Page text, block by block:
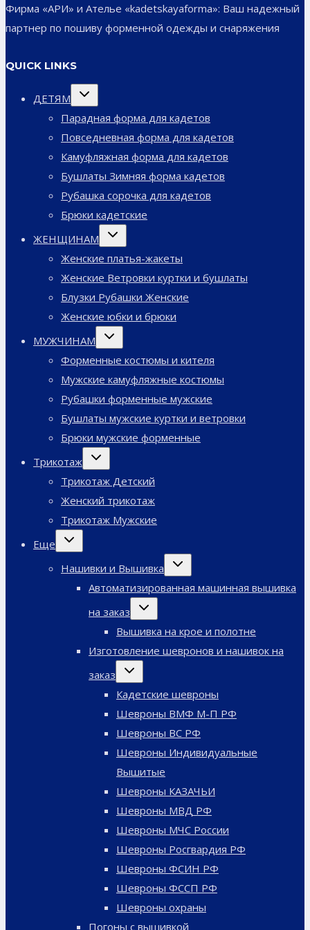
Фирма «АРИ» и Ателье «kadetskayaforma»: Ваш надежный
партнер по пошиву форменной одежды и снаряжения
QUICK LINKS
ДЕТЯМ
Переключить
дочернее
Парадная форма для кадетов
Повседневная форма для кадетов
Камуфляжная форма для кадетов
Бушлаты Зимняя форма кадетов
Рубашка сорочка для кадетов
Брюки кадетские
ЖЕНЩИНАМ
Переключить
дочернее
Женские платья-жакеты
Женские Ветровки куртки и бушлаты
Блузки Рубашки Женские
Женские юбки и брюки
МУЖЧИНАМ
Переключить
дочернее
Форменные костюмы и кителя
Мужские камуфляжные костюмы
Рубашки форменные мужские
Бушлаты мужские куртки и ветровки
Брюки мужские форменные
Трикотаж
Переключить
дочернее
Трикотаж Детский
Женский трикотаж
Трикотаж Мужские
Еще
Переключить
дочернее
Нашивки и Вышивка
Переключить
дочернее
Автоматизированная машинная вышивка
на заказ
Переключить
дочернее
Вышивка на крое и полотне
Изготовление шевронов и нашивок на
заказ
Переключить
дочернее
Кадетские шевроны
Шевроны ВМФ М-П РФ
Шевроны ВС РФ
Шевроны Индивидуальные
Вышитые
Шевроны КАЗАЧЬИ
Шевроны МВД РФ
Шевроны МЧС России
Шевроны Росгвардия РФ
Шевроны ФСИН РФ
Шевроны ФССП РФ
Шевроны охраны
Погоны с вышивкой